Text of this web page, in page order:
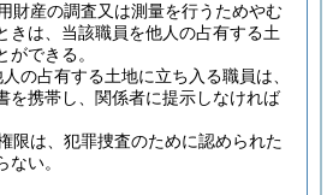
財産の調査又は測量を行うためやむ
きは、当該職員を他人の占有する土
できる。
の占有する土地に立ち入る職員は、
を携帯し、関係者に提示しなければ
限は、犯罪捜査のために認められた
ない。